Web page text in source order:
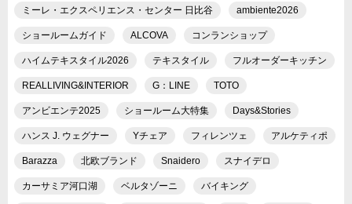
ミーレ・エクスペリエンス・センター 日比谷 ambiente2026
ショールームガイド ALCOVA コンランショップ
ハイムテキスタイル2026 テキスタイル フルオーダーキッチン
REALLIVING&INTERIOR G：LINE TOTO
アンビエンテ2025 ショールーム大特集 Days&Stories
ハンス J. ウェグナー Yチェア フィレンツェ アルケティポ
Barazza 北欧ブランド Snaidero スナイデロ
カーサミア河口湖 ベルタゾーニ バイキング